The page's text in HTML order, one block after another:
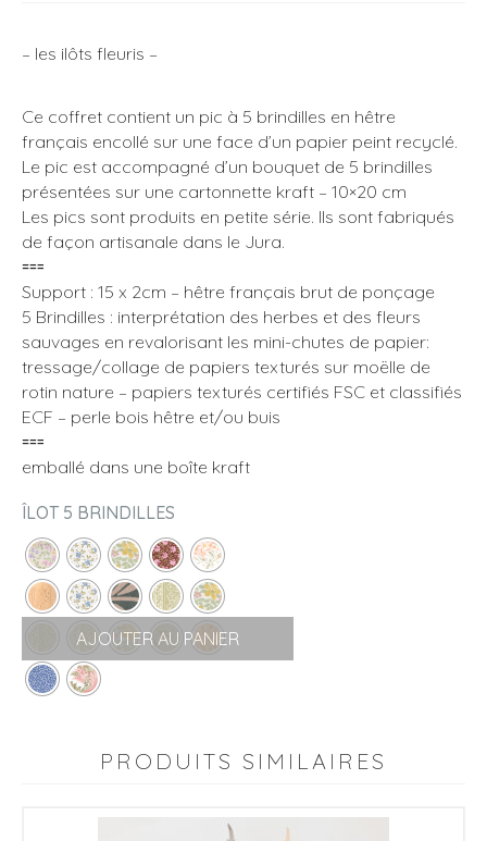
– les ilôts fleuris –
Ce coffret contient un pic à 5 brindilles en hêtre
français encollé sur une face d’un papier peint recyclé.
Le pic est accompagné d’un bouquet de 5 brindilles
présentées sur une cartonnette kraft – 10×20 cm
Les pics sont produits en petite série. Ils sont fabriqués
de façon artisanale dans le Jura.
⩶
Support : 15 x 2cm – hêtre français brut de ponçage
5 Brindilles : interprétation des herbes et des fleurs
sauvages en revalorisant les mini-chutes de papier:
tressage/collage de papiers texturés sur moëlle de
rotin nature – papiers texturés certifiés FSC et classifiés
ECF – perle bois hêtre et/ou buis
⩶
emballé dans une boîte kraft
ÎLOT 5 BRINDILLES
AJOUTER AU PANIER
PRODUITS SIMILAIRES